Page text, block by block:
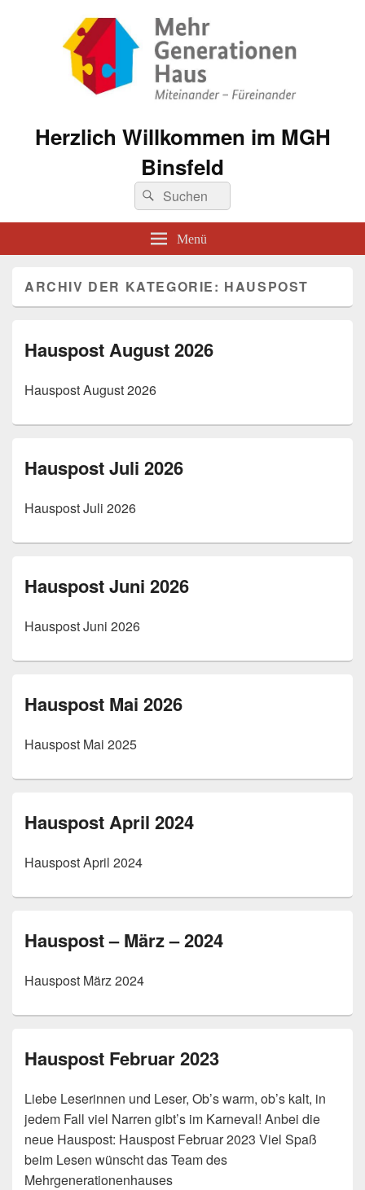
Herzlich Willkommen im MGH
Binsfeld
Suche
nach:
Suchen
Menü
ARCHIV DER KATEGORIE: HAUSPOST
Hauspost August 2026
Hauspost August 2026
Hauspost Juli 2026
Hauspost Juli 2026
Hauspost Juni 2026
Hauspost Juni 2026
Hauspost Mai 2026
Hauspost Mai 2025
Hauspost April 2024
Hauspost April 2024
Hauspost – März – 2024
Hauspost März 2024
Hauspost Februar 2023
Liebe Leserinnen und Leser, Ob’s warm, ob’s kalt, in
jedem Fall viel Narren gibt’s im Karneval! Anbei die
neue Hauspost: Hauspost Februar 2023 Viel Spaß
beim Lesen wünscht das Team des
Mehrgenerationenhauses